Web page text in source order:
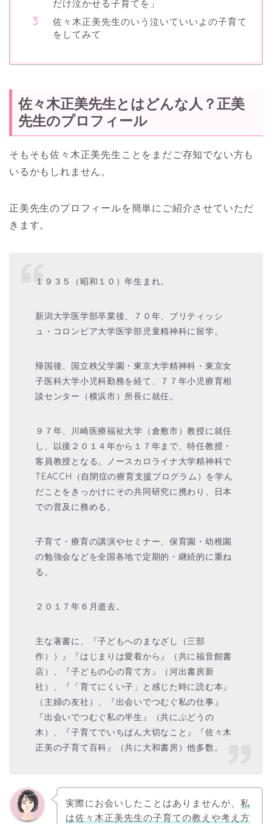
だけ泣かせる子育てを」
佐々木正美先生のいう泣いていいよの子育て
をしてみて
佐々木正美先生とはどんな人？正美
先生のプロフィール
そもそも佐々木正美先生ことをまだご存知でない方も
いるかもしれません。
正美先生のプロフィールを簡単にご紹介させていただ
きます。
１９３５（昭和１０）年生まれ。
新潟大学医学部卒業後、７０年、ブリティッシ
ュ・コロンビア大学医学部児童精神科に留学。
帰国後、国立秩父学園・東京大学精神科・東京女
子医科大学小児科勤務を経て、７７年小児療育相
談センター（横浜市）所長に就任。
９７年、川崎医療福祉大学（倉敷市）教授に就任
し、以後２０１４年から１７年まで、特任教授・
客員教授となる。ノースカロライナ大学精神科で
TEACCH（自閉症の療育支援プログラム）を学ん
だことをきっかけにその共同研究に携わり、日本
での普及に務める。
子育て・療育の講演やセミナー、保育園・幼稚園
の勉強会などを全国各地で定期的・継続的に重ね
る。
２０１７年６月逝去。
主な著書に、『子どもへのまなざし（三部
作））』『はじまりは愛着から』（共に福音館書
店）、『子どもの心の育て方』（河出書房新
社）、『「育てにくい子」と感じた時に読む本』
（主婦の友社）、『出会いでつむぐ私の仕事』
『出会いでつむぐ私の半生』（共にぶどうの
木）、『子育てでいちばん大切なこと』『佐々木
正美の子育て百科』（共に大和書房）他多数。
実際にお会いしたことはありませんが、 私
は佐々木正美先生の子育ての教えや考え方